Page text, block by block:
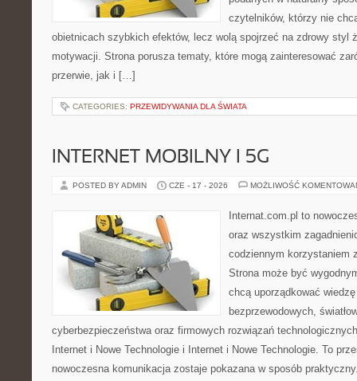
czytelników, którzy nie
obietnicach szybkich efektów, lecz wolą spojrzeć na zdrowy styl
motywacji. Strona porusza tematy, które mogą zainteresować
przerwie, jak i […]
CATEGORIES: PRZEWIDYWANIA DLA ŚWIATA
INTERNET MOBILNY I 5G
POSTED BY ADMIN CZE - 17 - 2026 MOŻLIWOŚĆ
Internat.com.pl to
oraz wszystkim
codziennym korzystaniem
Strona może być
chcą uporządkować
bezprzewodowych,
cyberbezpieczeństwa oraz firmowych rozwiązań
Internet i Nowe Technologie i Internet i Nowe Technologie. To
nowoczesna komunikacja zostaje pokazana w sposób